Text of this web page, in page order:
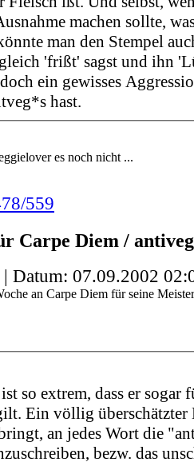
machen sollte,
man den Stempel
'frißt' sagst und ihn
ein gewisses
hast.
es noch nicht ...
559
Carpe Diem /
Datum: 07.09.2002
an Carpe Diem für seine
so extrem, dass er sogar
Ein völlig überschätzter
an jedes Wort die
bezw. das